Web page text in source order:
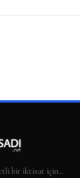
bir iktisat için…